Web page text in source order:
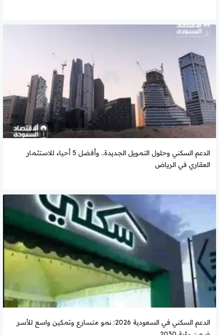
الدعم السكني وحلول التمويل الجديدة.. وأفضل 5 أحياء للاستثمار
العقاري في الرياض
الدعم السكني في السعودية 2026: نمو متسارع وتمكين واسع للأسر